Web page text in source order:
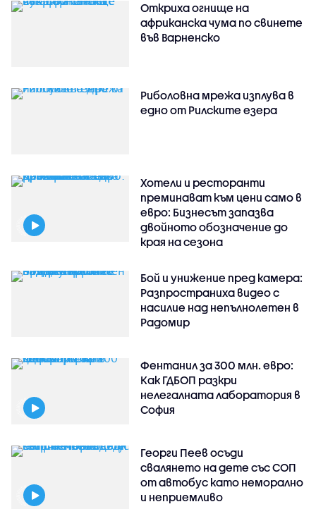
Откриха огнище на
африканска чума по свинете
във Варненско
Риболовна мрежа изплува в
едно от Рилските езера
Хотели и ресторанти
преминават към цени само в
евро: Бизнесът запазва
двойното обозначение до
края на сезона
Бой и унижение пред камера:
Разпространиха видео с
насилие над непълнолетен в
Радомир
Фентанил за 300 млн. евро:
Как ГДБОП разкри
нелегалната лаборатория в
София
Георги Пеев осъди
свалянето на дете със СОП
от автобус като неморално
и неприемливо